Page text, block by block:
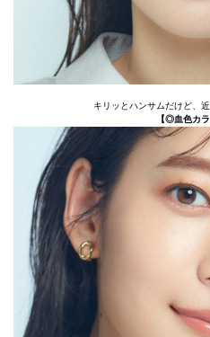
キリッとハンサムだけど、
【◎血色カラ